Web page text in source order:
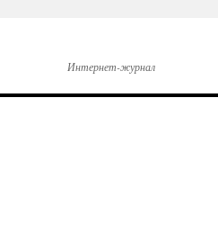
Интернет-журнал